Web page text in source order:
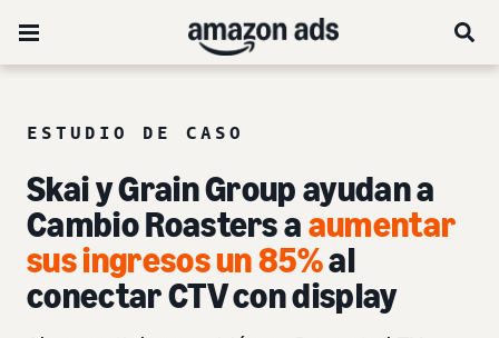
ESTUDIO DE CASO
Skai y Grain Group ayudan a
Cambio Roasters aaumentar
sus ingresos un 85%al
conectar CTV con display